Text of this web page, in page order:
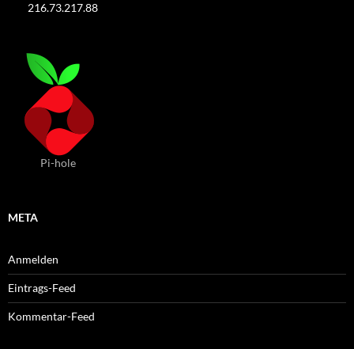
216.73.217.88
Pi-hole
META
Anmelden
Eintrags-Feed
Kommentar-Feed